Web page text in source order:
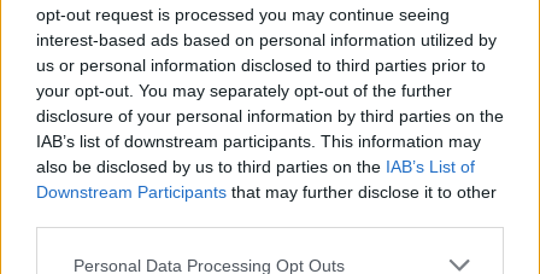
opt-out request is processed you may continue seeing
interest-based ads based on personal information utilized by
us or personal information disclosed to third parties prior to
your opt-out. You may separately opt-out of the further
disclosure of your personal information by third parties on the
IAB’s list of downstream participants. This information may
also be disclosed by us to third parties on the IAB’s List of
Downstream Participants that may further disclose it to other
Personal Data Processing Opt Outs